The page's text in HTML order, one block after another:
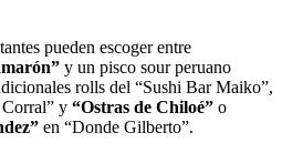
pueden escoger entre
y un pisco sour peruano
rolls del “Sushi Bar Maiko”,
Corral” y “Ostras de Chiloé” o
en “Donde Gilberto”.